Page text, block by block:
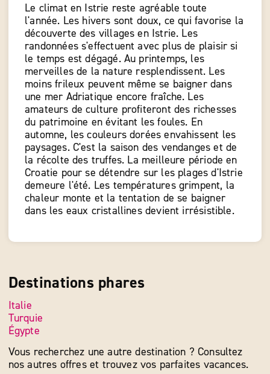
Le climat en Istrie reste agréable toute
l'année. Les hivers sont doux, ce qui favorise la
découverte des villages en Istrie. Les
randonnées s'effectuent avec plus de plaisir si
le temps est dégagé. Au printemps, les
merveilles de la nature resplendissent. Les
moins frileux peuvent même se baigner dans
une mer Adriatique encore fraîche. Les
amateurs de culture profiteront des richesses
du patrimoine en évitant les foules. En
automne, les couleurs dorées envahissent les
paysages. C'est la saison des vendanges et de
la récolte des truffes. La meilleure période en
Croatie pour se détendre sur les plages d'Istrie
demeure l'été. Les températures grimpent, la
chaleur monte et la tentation de se baigner
dans les eaux cristallines devient irrésistible.
Destinations phares
Italie
Turquie
Égypte
Vous recherchez une autre destination ? Consultez
nos autres offres et trouvez vos parfaites vacances.